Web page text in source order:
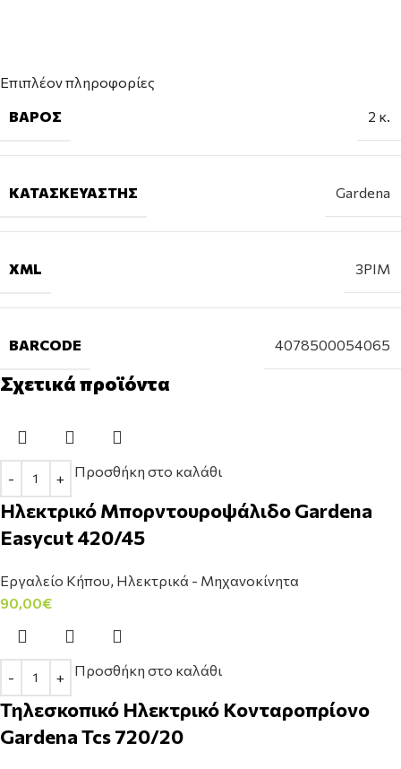
Επιπλέον πληροφορίες
ΒΆΡΟΣ
2 κ.
ΚΑΤΑΣΚΕΥΑΣΤΉΣ Gardena
XML 3PIM
BARCODE 4078500054065
Σχετικά προϊόντα
Προσθήκη στο καλάθι
Ηλεκτρικό Μπορντουροψάλιδο Gardena
Easycut 420/45
Εργαλείο Κήπου, Ηλεκτρικά - Μηχανοκίνητα
90,00€
Προσθήκη στο καλάθι
Τηλεσκοπικό Ηλεκτρικό Κονταροπρίονο
Gardena Tcs 720/20